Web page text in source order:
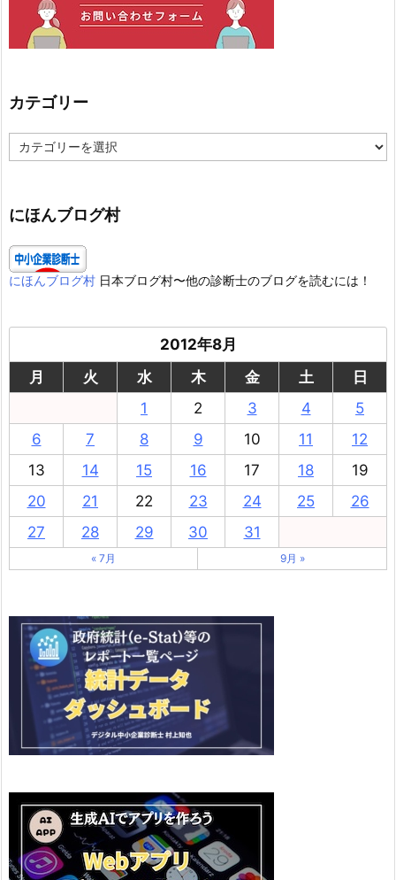
カテゴリー
テ
ー
にほんブログ村
にほんブログ村 日本ブログ村〜他の診断士のブログを読むには！
2012年8月
月
火 水 木 金 土
日
1
2 3 4
5
6
7 8 9 10 11
12
13
14 15 16 17 18
19
20
21 22 23 24 25
26
27
28 29 30 31
« 7月 9月 »